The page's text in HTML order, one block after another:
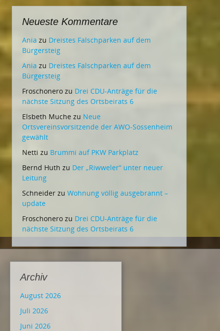
Neueste Kommentare
Ania zu Dreistes Falschparken auf dem
Bürgersteig
Ania zu Dreistes Falschparken auf dem
Bürgersteig
Froschonero zu Drei CDU-Anträge für die
nächste Sitzung des Ortsbeirats 6
Elsbeth Muche zu Neue
Ortsvereinsvorsitzende der AWO-Sossenheim
gewählt
Netti zu Brummi auf PKW Parkplatz
Bernd Huth zu Der „Riwweler“ unter neuer
Leitung
Schneider zu Wohnung völlig ausgebrannt –
update
Froschonero zu Drei CDU-Anträge für die
nächste Sitzung des Ortsbeirats 6
Archiv
August 2026
Juli 2026
Juni 2026